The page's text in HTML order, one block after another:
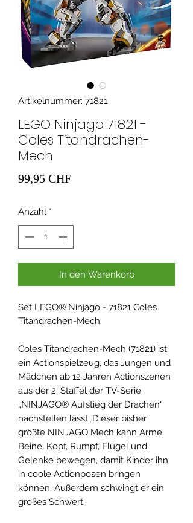
Artikelnummer: 71821
LEGO Ninjago 71821 -
Coles Titandrachen-
Mech
99,95 CHFPreis
Anzahl *
In den Warenkorb
Set LEGO® Ninjago - 71821 Coles
Titandrachen-Mech.
Coles Titandrachen-Mech (71821) ist
ein Actionspielzeug, das Jungen und
Mädchen ab 12 Jahren Actionszenen
aus der 2. Staffel der TV-Serie
„NINJAGO® Aufstieg der Drachen“
nachstellen lässt. Dieser bisher
größte NINJAGO Mech kann Arme,
Beine, Kopf, Rumpf, Flügel und
Gelenke bewegen, damit Kinder ihn
in coole Actionposen bringen
können. Außerdem schwingt er ein
großes Schwert.